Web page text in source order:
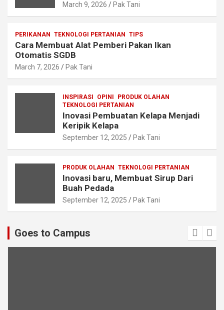
March 9, 2026 Pak Tani
PERIKANAN TEKNOLOGI PERTANIAN TIPS
Cara Membuat Alat Pemberi Pakan Ikan
Otomatis SGDB
March 7, 2026 Pak Tani
INSPIRASI OPINI
PRODUK OLAHAN
TEKNOLOGI PERTANIAN
Inovasi Pembuatan Kelapa Menjadi
Keripik Kelapa
September 12, 2025 Pak Tani
PRODUK OLAHAN TEKNOLOGI PERTANIAN
Inovasi baru, Membuat Sirup Dari
Buah Pedada
September 12, 2025 Pak Tani
Goes to Campus